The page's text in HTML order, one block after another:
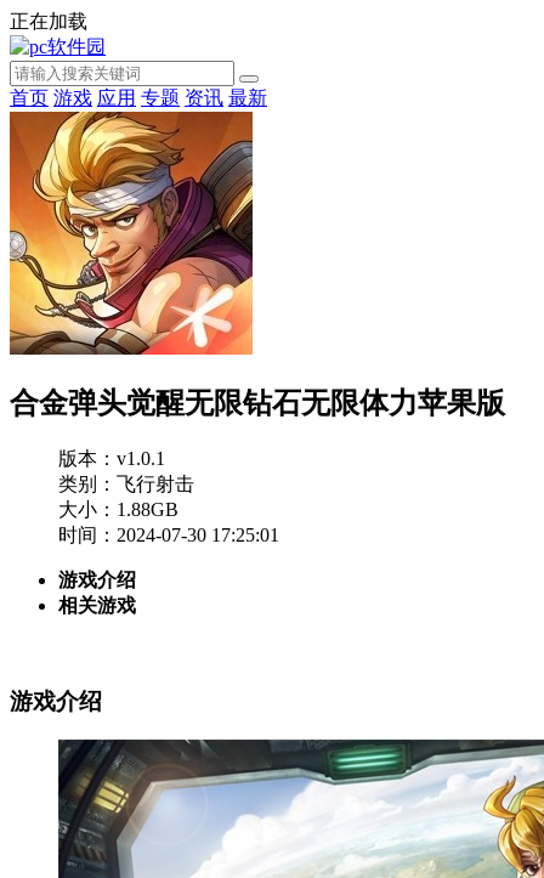
正在加载
首页 游戏 应用 专题 资讯 最新
合金弹头觉醒无限钻石无限体力苹果版
版本：v1.0.1
类别：飞行射击
大小：1.88GB
时间：2024-07-30 17:25:01
游戏介绍
相关游戏
游戏介绍